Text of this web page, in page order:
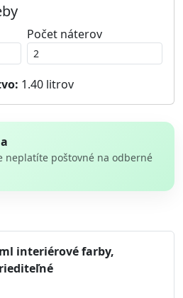
Počet náterov
1.40 litrov
neplatíte poštovné na odberné
interiérové farby,